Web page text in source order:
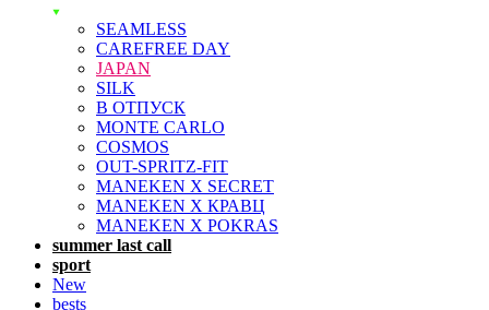
SEAMLESS
CAREFREE DAY
JAPAN
SILK
В ОТПУСК
MONTE CARLO
COSMOS
OUT-SPRITZ-FIT
MANEKEN X SECRET
MANEKEN X КРАВЦ
MANEKEN X POKRAS
summer last call
sport
New
bests